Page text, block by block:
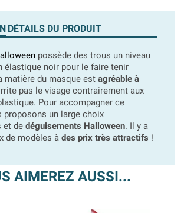
DÉTAILS DU PRODUIT
possède des trous un niveau
élastique noir pour le faire tenir
matière du masque est agréable à
pas le visage contrairement aux
Pour accompagner ce
proposons un large choix
et de déguisements Halloween. Il y a
de modèles à des prix très attractifs !
AIMEREZ AUSSI...